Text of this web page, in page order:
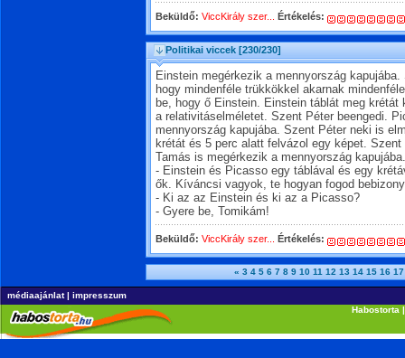
Beküldő: ViccKirály szer... Értékelés:
Politikai viccek [230/230]
Einstein megérkezik a mennyország
hogy mindenféle trükkökkel akarnak
be, hogy ő Einstein. Einstein táblát meg krétát
a relativitáselméletet. Szent Péter beengedi.
mennyország kapujába. Szent Péter neki is
krétát és 5 perc alatt felvázol egy képet.
Tamás is megérkezik a mennyország
- Einstein és Picasso egy táblával és egy
ők. Kíváncsi vagyok, te hogyan fogod
- Ki az az Einstein és ki az a Picasso?
- Gyere be, Tomikám!
Beküldő: ViccKirály szer... Értékelés:
« 3 4 5 6 7 8 9 10 11 12 13 14 15 16 17
médiaajánlat| impresszum
Habostorta